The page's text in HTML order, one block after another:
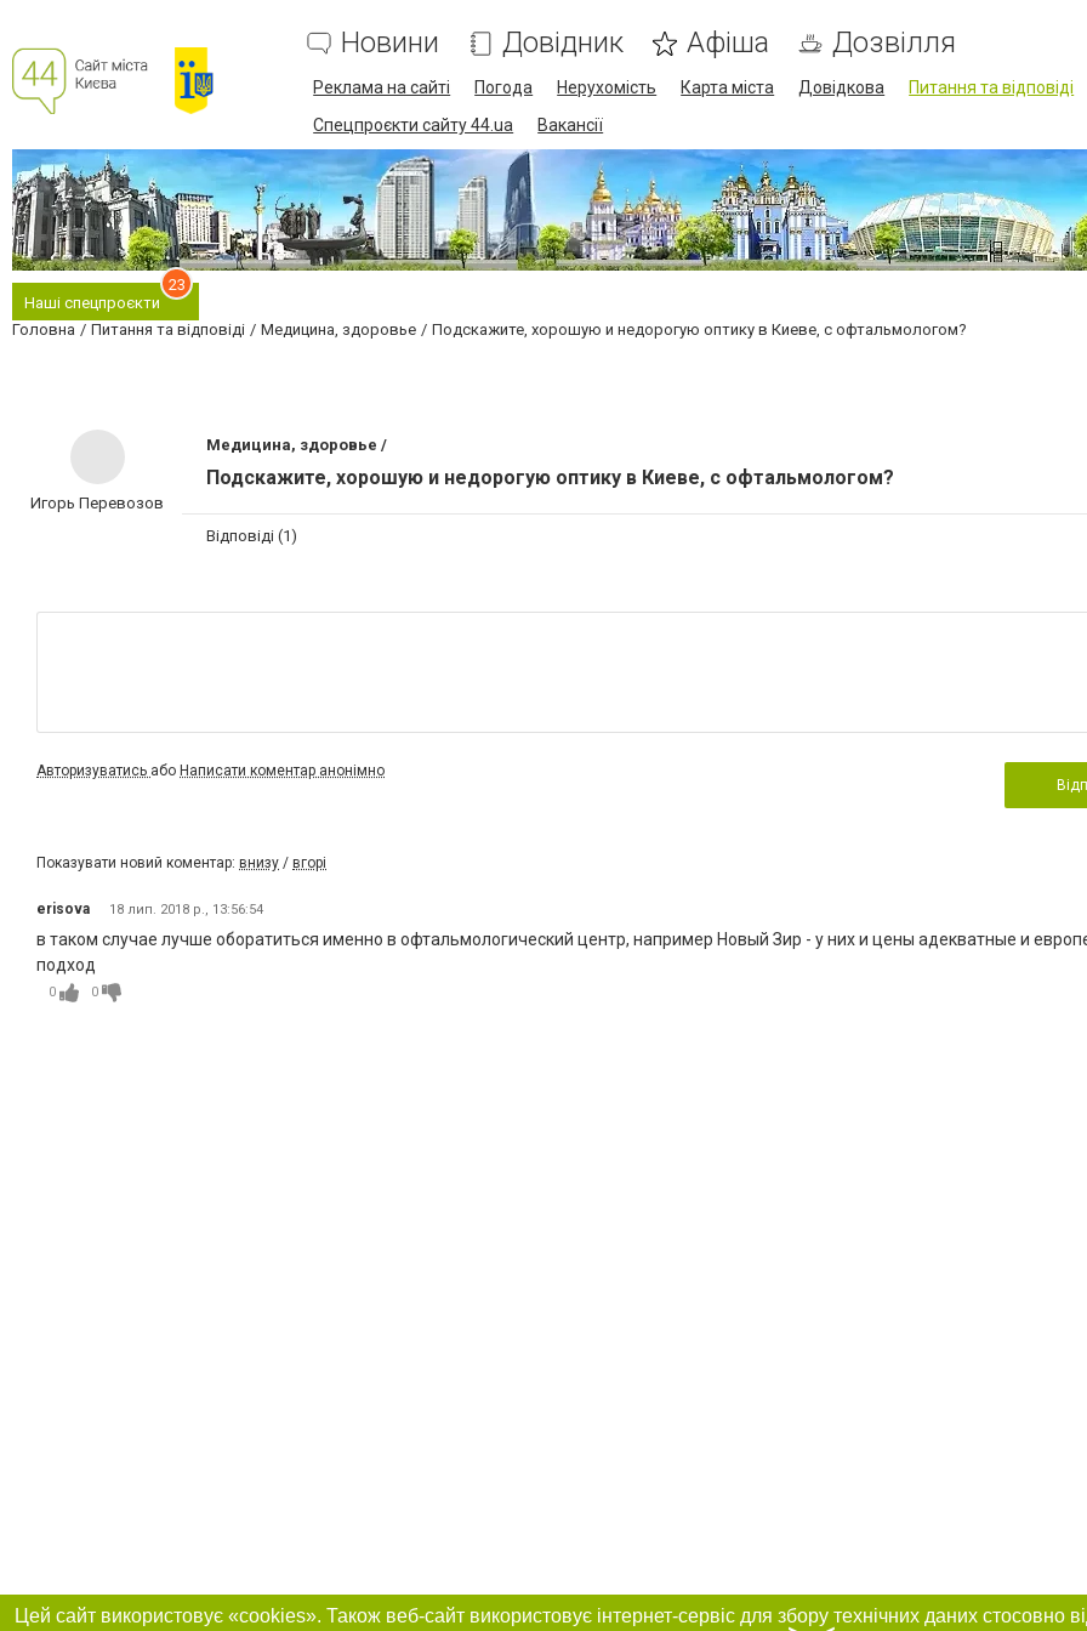
Новини Довідник Афіша Дозвілля
Реклама на сайті Погода Нерухомість Карта міста Довідкова Питання та відповіді
Спецпроєкти сайту 44.ua
Вакансії
Наші спецпроєкти
23
Головна Питання та відповіді Медицина, здоровье Подскажите, хорошую и недорогую оптику в Киеве, с офтальмологом?
Игорь Перевозов
Медицина, здоровье /
Подскажите, хорошую и недорогую оптику в Киеве, с офтальмологом?
Відповіді (1)
Авторизуватись або Написати коментар анонімно
Показувати новий коментар: внизу / вгорі
erisova 18 лип. 2018 р., 13:56:54
в таком случае лучше оборатиться именно в офтальмологический центр, например Новый Зир - у них и цены адекватные и
подход
0 0